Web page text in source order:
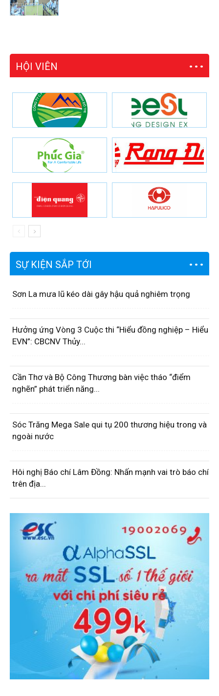
HỘI VIÊN
SỰ KIỆN SẮP TỚI
Sơn La mưa lũ kéo dài gây hậu quả nghiêm trọng
Hưởng ứng Vòng 3 Cuộc thi “Hiểu đồng nghiệp – Hiểu
EVN”: CBCNV Thủy...
Cần Thơ và Bộ Công Thương bàn việc tháo “điểm
nghẽn” phát triển năng...
Sóc Trăng Mega Sale qui tụ 200 thương hiệu trong và
ngoài nước
Hôi nghị Báo chí Lâm Đồng: Nhấn mạnh vai trò báo chí
trên địa...